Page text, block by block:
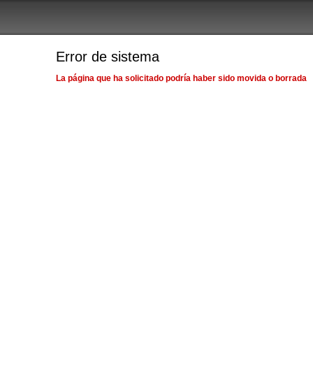
Error de sistema
La página que ha solicitado podría haber sido movida o borrada